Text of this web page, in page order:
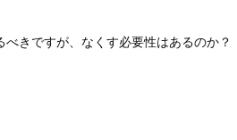
きですが、なくす必要性はあるのか？